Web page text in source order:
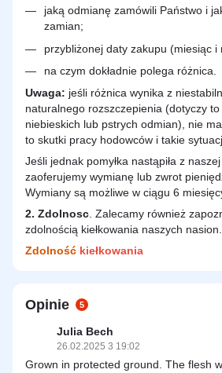
jaką odmianę zamówili Państwo i
zamian;
przybliżonej daty zakupu (miesiąc i
na czym dokładnie polega różnica.
Uwaga: jeśli różnica wynika z
naturalnego rozszczepienia (dotyczy to
niebieskich lub pstrych odmian), nie
to skutki pracy hodowców i takie
Jeśli jednak pomyłka nastąpiła z
zaoferujemy wymianę lub zwrot
Wymiany są możliwe w ciągu 6
2. Zdolnosc. Zalecamy również
zdolnością kiełkowania naszych nasion.
Zdolność kiełkowania
Opinie 5
Julia Bech
26.02.2025 3 19:02
Grown in protected ground. The flesh